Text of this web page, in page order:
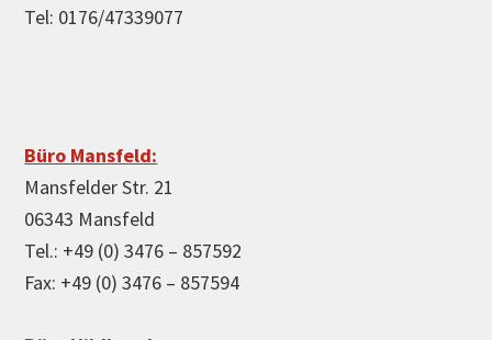
Tel: 0176/47339077
Büro Mansfeld:
Mansfelder Str. 21
06343 Mansfeld
Tel.: +49 (0) 3476 – 857592
Fax: +49 (0) 3476 – 857594